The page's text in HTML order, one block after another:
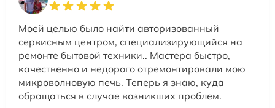
Моей целью было найти авторизованный
сервисным центром, специализирующийся на
ремонте бытовой техники.. Мастера быстро,
качественно и недорого отремонтировали мою
микроволновую печь. Теперь я знаю, куда
обращаться в случае возникших проблем.